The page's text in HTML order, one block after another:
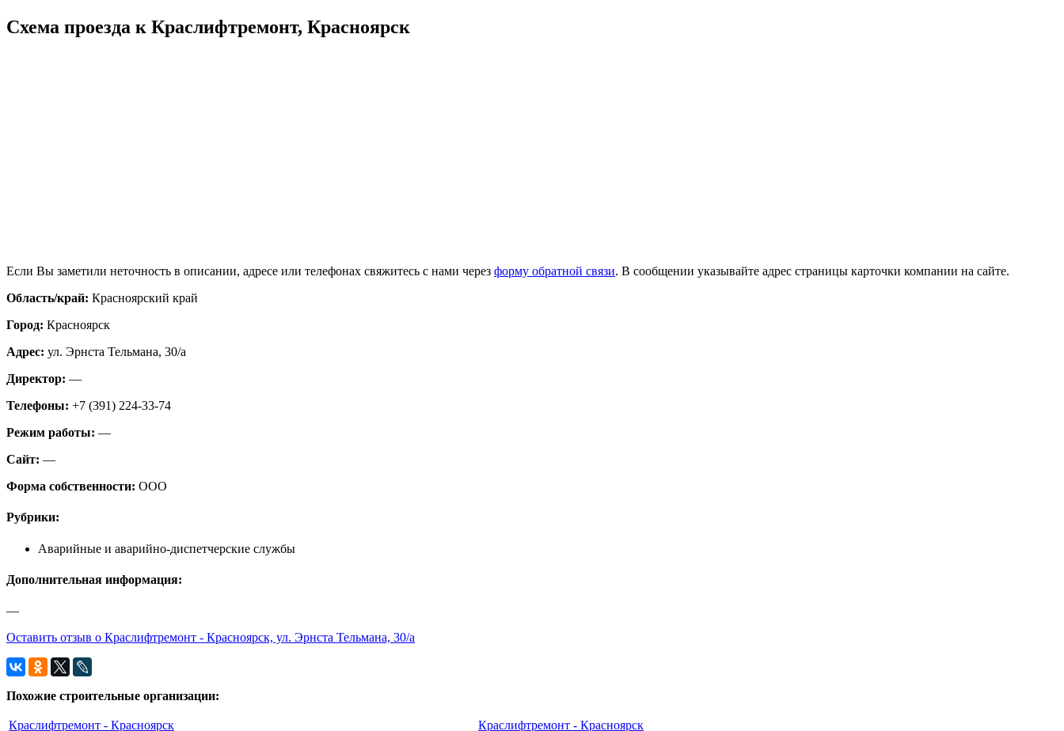
Схема проезда к Краслифтремонт, Красноярск
Если Вы заметили неточность в описании, адресе или телефонах свяжитесь с нами через форму обратной связи. В сообщении указывайте адрес страницы карточки компании на сайте.
Область/край: Красноярский край
Город: Красноярск
Адрес: ул. Эрнста Тельмана, 30/а
Директор: —
Телефоны: +7 (391) 224-33-74
Режим работы: —
Сайт: —
Форма собственности: ООО
Рубрики:
Аварийные и аварийно-диспетчерские службы
Дополнительная информация:
—
Оставить отзыв о Краслифтремонт - Красноярск, ул. Эрнста Тельмана, 30/а
Похожие строительные организации:
Краслифтремонт - Красноярск
Краслифтремонт - Красноярск